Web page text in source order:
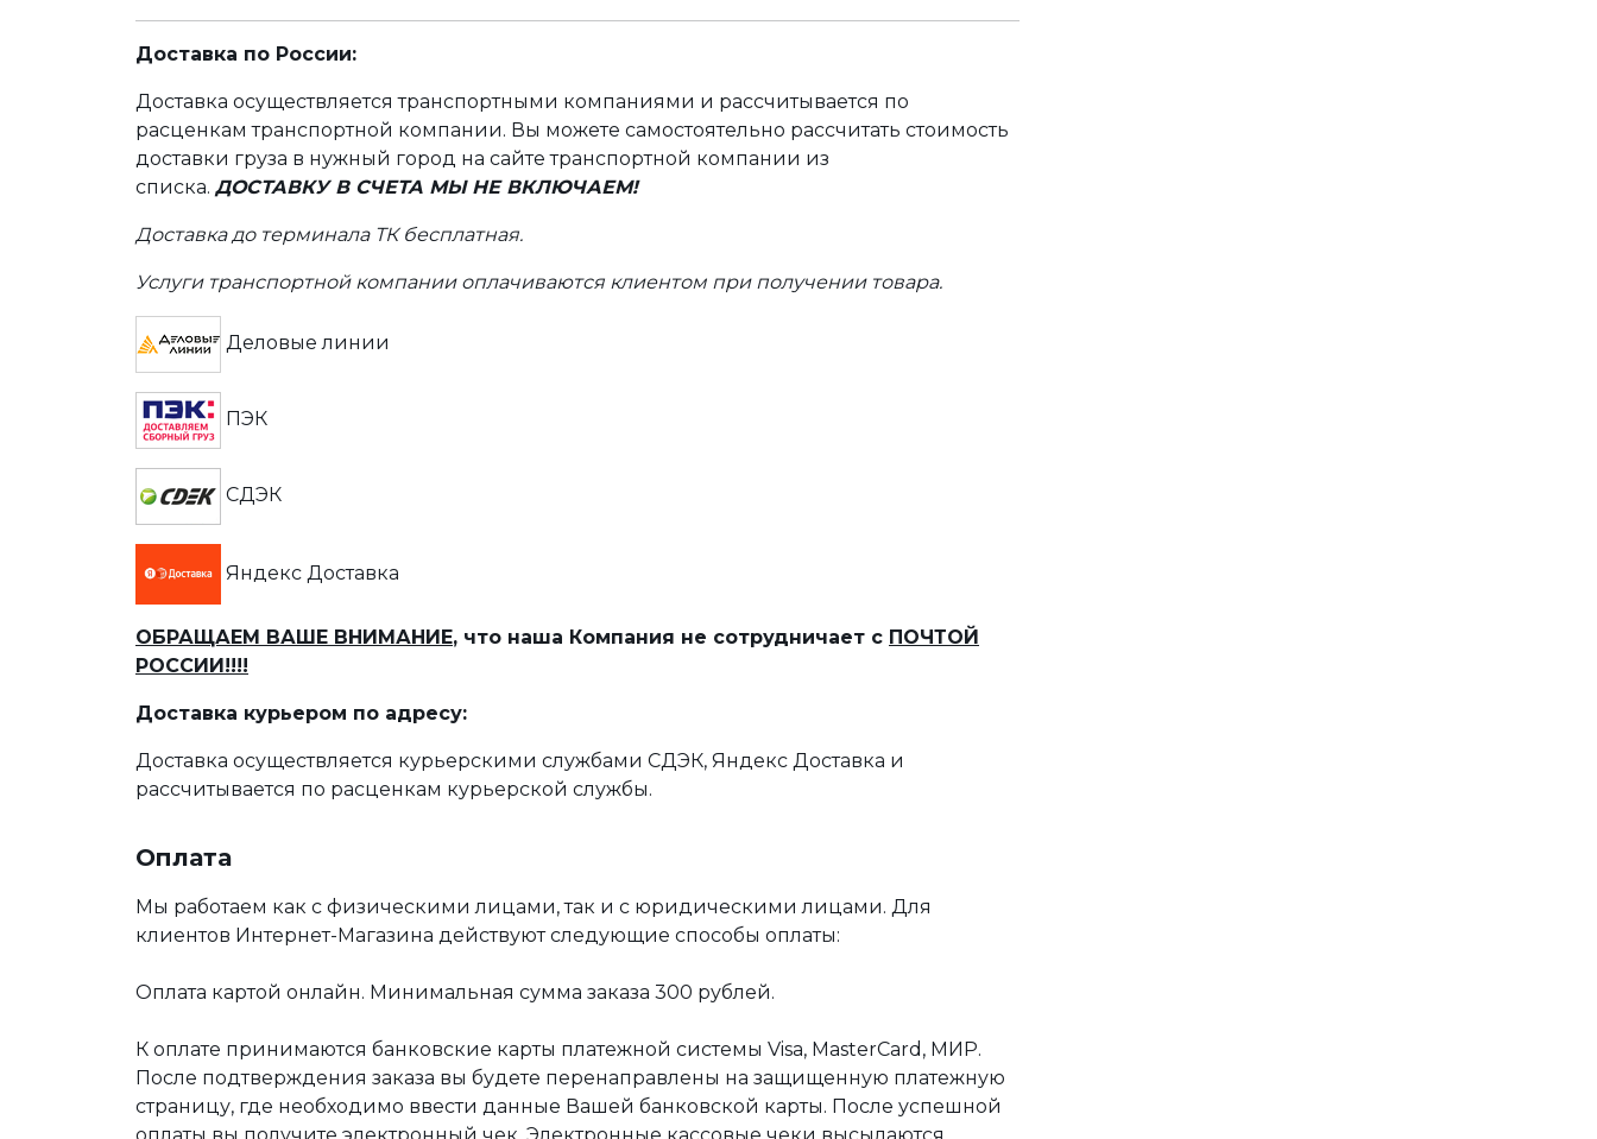
Доставка по России:
Доставка осуществляется транспортными компаниями и рассчитывается по
расценкам транспортной компании. Вы можете самостоятельно рассчитать стоимость
доставки груза в нужный город на сайте транспортной компании из
списка. ДОСТАВКУ В СЧЕТА МЫ НЕ ВКЛЮЧАЕМ!
Доставка до терминала ТК бесплатная.
Услуги транспортной компании оплачиваются клиентом при получении товара.
Деловые линии
ПЭК
СДЭК
Яндекс Доставка
ОБРАЩАЕМ ВАШЕ ВНИМАНИЕ, что наша Компания не сотрудничает с ПОЧТОЙ
РОССИИ!!!!
Доставка курьером по адресу:
Доставка осуществляется курьерскими службами СДЭК, Яндекс Доставка и
рассчитывается по расценкам курьерской службы.
Оплата
Мы работаем как с физическими лицами, так и с юридическими лицами. Для
клиентов Интернет-Магазина действуют следующие способы оплаты:
Оплата картой онлайн. Минимальная сумма заказа 300 рублей.
К оплате принимаются банковские карты платежной системы Visa, MasterCard, МИР.
После подтверждения заказа вы будете перенаправлены на защищенную платежную
страницу, где необходимо ввести данные Вашей банковской карты. После успешной